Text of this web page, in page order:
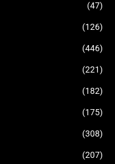
(47)
(126)
(446)
(221)
(182)
(175)
(308)
(207)